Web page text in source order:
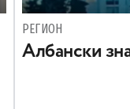
РЕГИОН
Aлбански